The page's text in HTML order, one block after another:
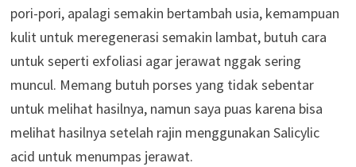
pori-pori, apalagi semakin bertambah usia, kemampuan
kulit untuk meregenerasi semakin lambat, butuh cara
untuk seperti exfoliasi agar jerawat nggak sering
muncul. Memang butuh porses yang tidak sebentar
untuk melihat hasilnya, namun saya puas karena bisa
melihat hasilnya setelah rajin menggunakan Salicylic
acid untuk menumpas jerawat.